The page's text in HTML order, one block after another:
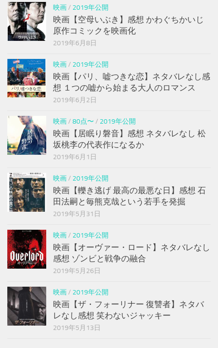
映画/ 2019年公開
映画【空母いぶき】感想 かわぐちかいじ
原作コミックを映画化
2019年6月8日
映画/ 2019年公開
映画【パリ、嘘つきな恋】ネタバレなし感
想 １つの嘘から始まる大人のロマンス
2019年6月2日
映画/ 80点〜 / 2019年公開
映画【居眠り磐音】感想 ネタバレなし 松
坂桃李の代表作になるか
2019年6月1日
映画/ 2019年公開
映画【轢き逃げ 最高の最悪な日】感想 石
田法嗣と毎熊克哉という若手を発掘
2019年5月31日
映画/ 2019年公開
映画【オーヴァー・ロード】ネタバレなし
感想 ゾンビと戦争の融合
2019年5月26日
映画/ 2019年公開
映画【ザ・フォーリナー 復讐者】ネタバ
レなし感想 笑わないジャッキー
2019年5月13日